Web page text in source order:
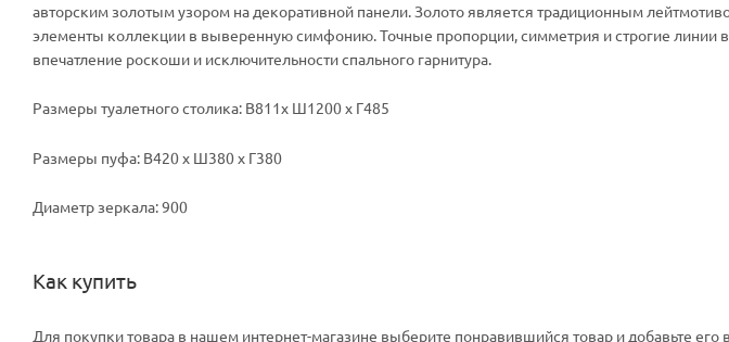
авторским золотым узором на декоративной панели. Золото является традиционным
элементы коллекции в выверенную симфонию. Точные пропорции, симметрия и строгие линии
впечатление роскоши и исключительности спального гарнитура.
Размеры туалетного столика: В811х Ш1200 х Г485
Размеры пуфа: В420 х Ш380 х Г380
Диаметр зеркала: 900
Как купить
Для покупки товара в нашем интернет-магазине выберите понравившийся товар и добавьте его